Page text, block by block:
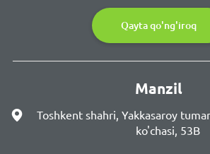
Qayta qo'ng'iroq
Manzil
Toshkent shahri, Yakkasaroy
ko'chasi, 53B